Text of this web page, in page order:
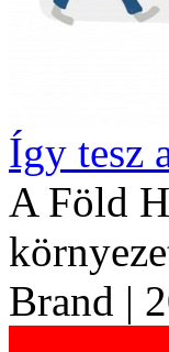
Így tesz
A Föld
Brand |